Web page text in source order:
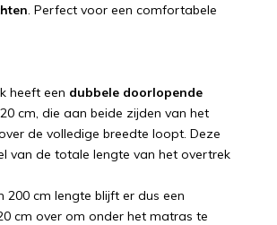
. Perfect voor een comfortabele
heeft een dubbele doorlopende
cm, die aan beide zijden van het
de volledige breedte loopt. Deze
van de totale lengte van het overtrek
200 cm lengte blijft er dus een
cm over om onder het matras te